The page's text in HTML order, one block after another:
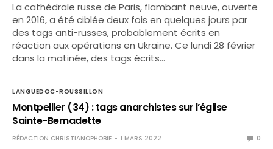
La cathédrale russe de Paris, flambant neuve, ouverte
en 2016, a été ciblée deux fois en quelques jours par
des tags anti-russes, probablement écrits en
réaction aux opérations en Ukraine. Ce lundi 28 février
dans la matinée, des tags écrits…
LANGUEDOC-ROUSSILLON
Montpellier (34) : tags anarchistes sur l’église
Sainte-Bernadette
RÉDACTION CHRISTIANOPHOBIE 1 MARS 2022 0